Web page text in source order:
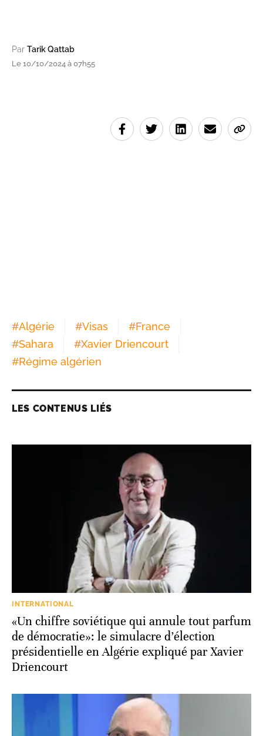
Par Tarik Qattab
Le 10/10/2024 à 07h55
#Algérie #Visas #France
#Sahara #Xavier Driencourt
#Régime algérien
LES CONTENUS LIÉS
INTERNATIONAL
«Un chiffre soviétique qui annule tout parfum
de démocratie»: le simulacre d’élection
présidentielle en Algérie expliqué par Xavier
Driencourt